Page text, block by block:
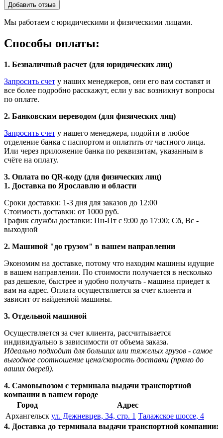
Добавить отзыв
Мы работаем с юридическими и физическими лицами.
Способы оплаты:
1. Безналичный расчет (для юридических лиц)
Запросить счет у наших менеджеров, они его вам составят и
все более подробно расскажут, если у вас возникнут вопросы
по оплате.
2. Банковским переводом (для физических лиц)
Запросить счет у нашего менеджера, подойти в любое
отделение банка с паспортом и оплатить от частного лица.
Или через приложение банка по реквизитам, указанным в
счёте на оплату.
3. Оплата по QR-коду (для физических лиц)
1. Доставка по Ярославлю и области
Сроки доставки: 1-3 дня для заказов до 12:00
Стоимость доставки: от 1000 руб.
График службы доставки: Пн-Пт с 9:00 до 17:00; Сб, Вс -
выходной
2. Машиной "до грузом" в вашем направлении
Экономим на доставке, потому что находим машины идущие
в вашем направлении. По стоимости получается в несколько
раз дешевле, быстрее и удобно получать - машина приедет к
вам на адрес. Оплата осуществляется за счет клиента и
зависит от найденной машины.
3. Отдельной машиной
Осуществляется за счет клиента, рассчитывается
индивидуально в зависимости от объема заказа.
Идеально подходит для больших или тяжелых грузов - самое
выгодное соотношение цена/скорость доставки (прямо до
ваших дверей).
4. Самовывозом с терминала выдачи транспортной
компании в вашем городе
Город
Адрес
Архангельск ул. Дежневцев, 34, стр. 1 Талажское шоссе, 4
4. Доставка до терминала выдачи транспортной компании: